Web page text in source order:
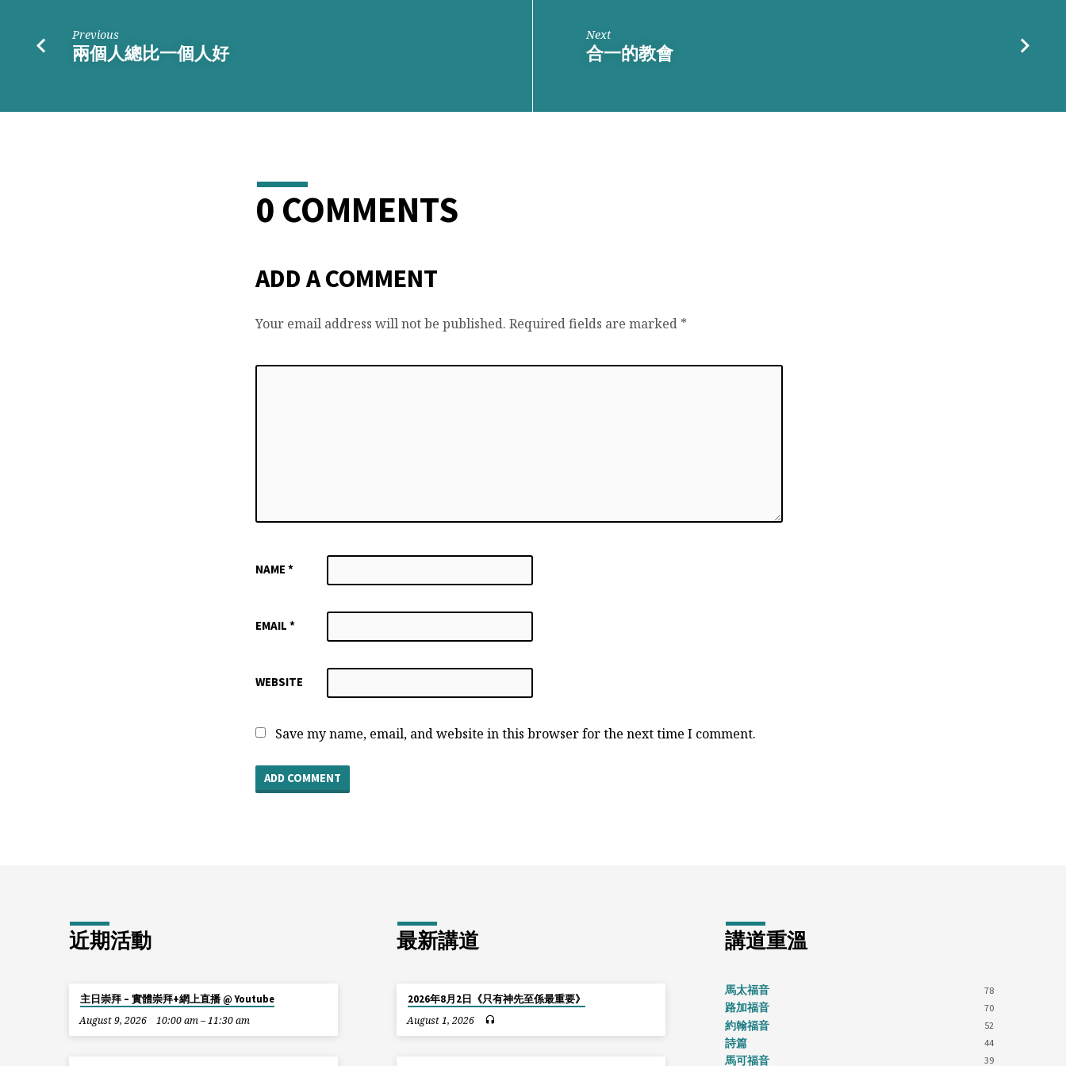
社
會
張
Previous
兩個人總比一個人好
Next
合一的教會
0 COMMENTS
ADD A COMMENT
Your email address will not be published. Required fields are marked *
NAME *
EMAIL *
WEBSITE
Save my name, email, and website in this browser for the next time I comment.
近期活動
主日崇拜 – 實體崇拜+網上直播 @ Youtube
August 9, 2026
10:00 am – 11:30 am
最新講道
2026年8月2日《只有神先至係最重要》
August 1, 2026
講道重溫
馬太福音 78
路加福音 70
約翰福音 52
詩篇 44
馬可福音 39